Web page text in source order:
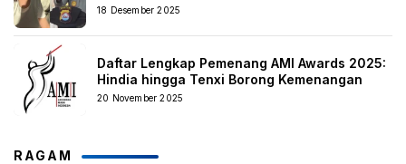
18 Desember 2025
Daftar Lengkap Pemenang AMI Awards 2025:
Hindia hingga Tenxi Borong Kemenangan
20 November 2025
RAGAM